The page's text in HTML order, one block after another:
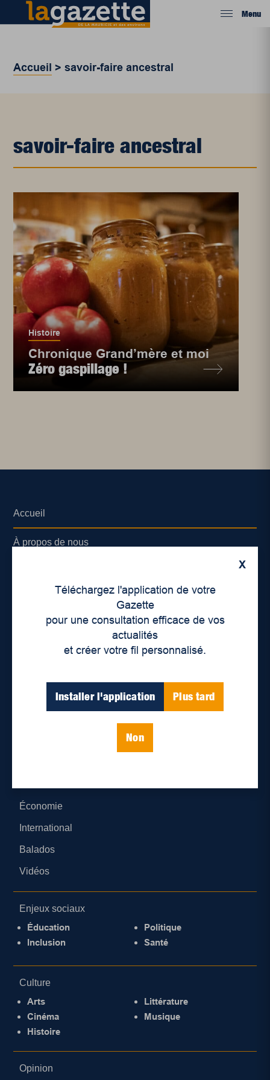
Menu
Accueil >savoir-faire ancestral
savoir-faire ancestral
Histoire
Chronique Grand’mère et moi
Zéro gaspillage !
X
Téléchargez l'application de votre
Gazette
pour une consultation efficace de vos
actualités
et créer votre fil personnalisé.
Installer l'application Plus tard
Non
Accueil
À propos de nous
Lieux de distribution
Économie
International
Balados
Vidéos
Enjeux sociaux
Éducation
Inclusion
Politique
Santé
Culture
Arts
Cinéma
Histoire
Littérature
Musique
Opinion